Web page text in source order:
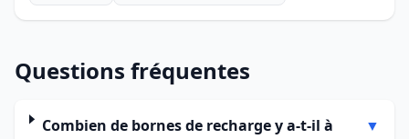
Questions fréquentes
Combien de bornes de recharge y a-t-il à
▼